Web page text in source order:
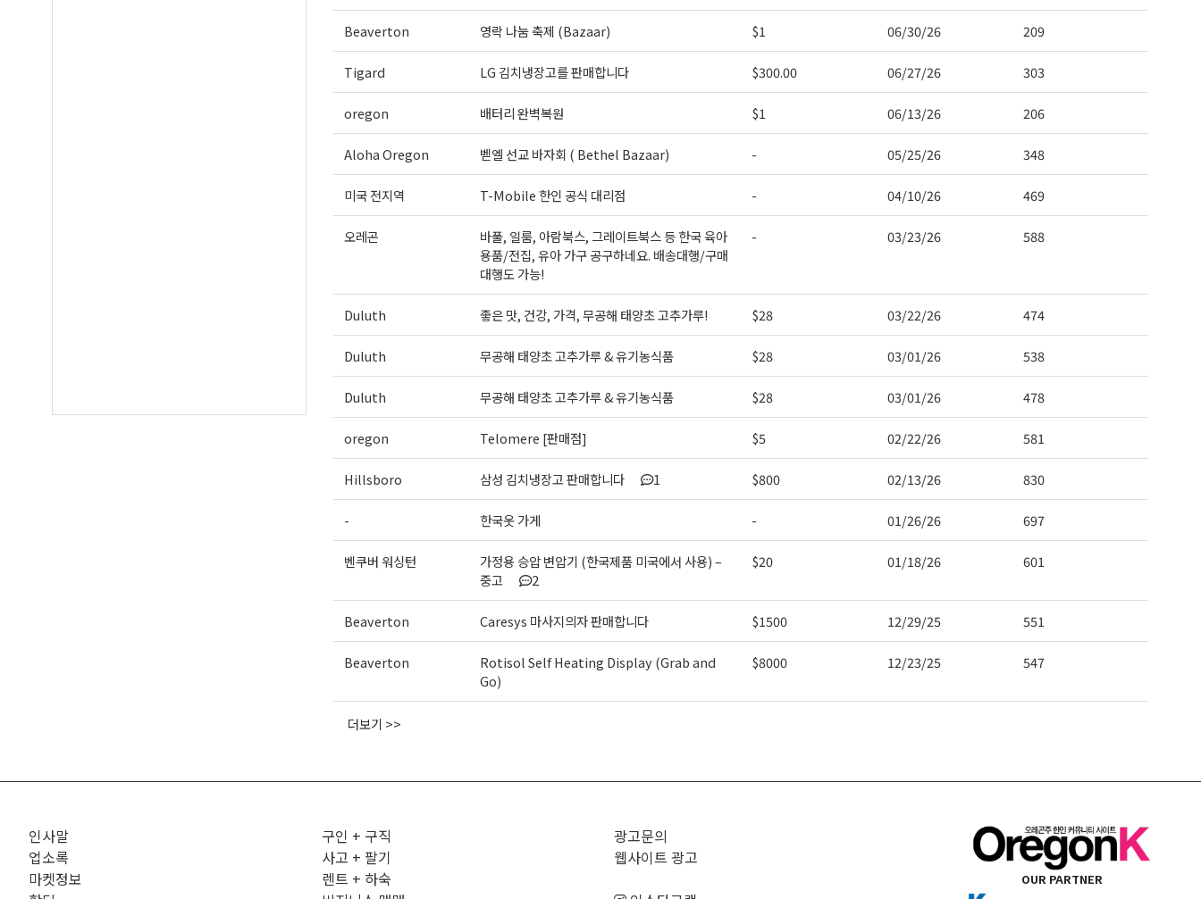
Beaverton 영락 나눔 축제 (Bazaar) $1 06/30/26 209
Tigard LG 김치냉장고를 판매합니다 $300.00 06/27/26 303
oregon 배터리 완벽복원 $1 06/13/26 206
Aloha Oregon 벧엘 선교 바자회 ( Bethel Bazaar) - 05/25/26 348
미국 전지역 T-Mobile 한인 공식 대리점 - 04/10/26 469
오레곤
바풀, 일룸, 아람북스, 그레이트북스 등 한국 육아
용품/전집, 유아 가구 공구하네요. 배송대행/구매
대행도 가능!
- 03/23/26 588
Duluth 좋은 맛, 건강, 가격, 무공해 태양초 고추가루! $28 03/22/26 474
Duluth 무공해 태양초 고추가루 & 유기농식품 $28 03/01/26 538
Duluth 무공해 태양초 고추가루 & 유기농식품 $28 03/01/26 478
oregon Telomere [판매점] $5 02/22/26 581
Hillsboro 삼성 김치냉장고 판매합니다 1 $800 02/13/26 830
- 한국옷 가게 - 01/26/26 697
벤쿠버 워싱턴
가정용 승압 변압기 (한국제품 미국에서 사용) –
중고
2
$20 01/18/26 601
Beaverton Caresys 마사지의자 판매합니다 $1500 12/29/25 551
Beaverton
Rotisol Self Heating Display (Grab and
Go)
$8000 12/23/25 547
더보기 >>
인사말
업소록
마켓정보
구인 + 구직
사고 + 팔기
렌트 + 하숙
광고문의
웹사이트 광고
OUR PARTNER
오레곤K 뉴스레터 구독하기!